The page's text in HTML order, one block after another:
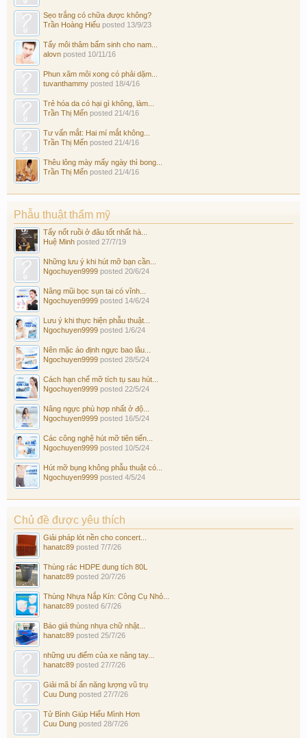
Sẹo trắng có chữa được không?
Trần Hoàng Hiếu posted 13/9/23
Tẩy môi thâm bẩm sinh cho nam...
alovn posted 10/11/16
Phun xăm môi xong có phải dặm...
tuvanthammy posted 18/4/16
Trẻ hóa da có hại gì không, làm...
Trần Thị Mến posted 21/4/16
Tư vấn mắt: Hai mí mắt không...
Trần Thị Mến posted 21/4/16
Thêu lông mày mấy ngày thì bong...
Trần Thị Mến posted 21/4/16
Phẫu thuật thẩm mỹ
Tẩy nốt ruồi ở đâu tốt nhất hà...
Huệ Minh posted 27/7/19
Những lưu ý khi hút mỡ bạn cần...
Ngochuyen9999 posted 20/6/24
Nâng mũi bọc sụn tai có vĩnh...
Ngochuyen9999 posted 14/6/24
Lưu ý khi thực hiện phẫu thuật...
Ngochuyen9999 posted 1/6/24
Nên mặc áo định ngực bao lâu...
Ngochuyen9999 posted 28/5/24
Cách hạn chế mỡ tích tụ sau hút...
Ngochuyen9999 posted 22/5/24
Nâng ngực phù hợp nhất ở độ...
Ngochuyen9999 posted 16/5/24
Các công nghệ hút mỡ tiên tiến...
Ngochuyen9999 posted 10/5/24
Hút mỡ bụng không phẫu thuật có...
Ngochuyen9999 posted 4/5/24
Chủ đề được yêu thích
Giải pháp lót nền cho concert...
hanatc89 posted 7/7/26
Thùng rác HDPE dung tích 80L
hanatc89 posted 20/7/26
Thùng Nhựa Nắp Kín: Công Cụ Nhỏ...
hanatc89 posted 6/7/26
Báo giá thùng nhựa chữ nhật...
hanatc89 posted 25/7/26
những ưu điểm của xe nâng tay...
hanatc89 posted 27/7/26
Giải mã bí ẩn năng lượng vũ trụ
Cuu Dung posted 27/7/26
Tử Bình Giúp Hiểu Mình Hơn
Cuu Dung posted 28/7/26